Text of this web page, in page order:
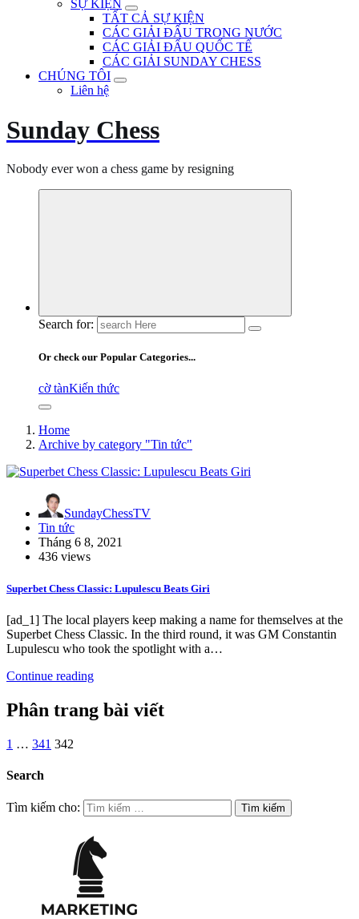
SỰ KIỆN
TẤT CẢ SỰ KIỆN
CÁC GIẢI ĐẤU TRONG NƯỚC
CÁC GIẢI ĐẤU QUỐC TẾ
CÁC GIẢI SUNDAY CHESS
CHÚNG TÔI
Liên hệ
Sunday Chess
Nobody ever won a chess game by resigning
Search for:
Or check our Popular Categories...
cờ tànKiến thức
Home
Archive by category "Tin tức"
SundayChessTV
Tin tức
Tháng 6 8, 2021
436 views
Superbet Chess Classic: Lupulescu Beats Giri
[ad_1] The local players keep making a name for themselves at the
Superbet Chess Classic. In the third round, it was GM Constantin
Lupulescu who took the spotlight with a…
Continue reading
Phân trang bài viết
1 … 341 342
Search
Tìm kiếm cho: